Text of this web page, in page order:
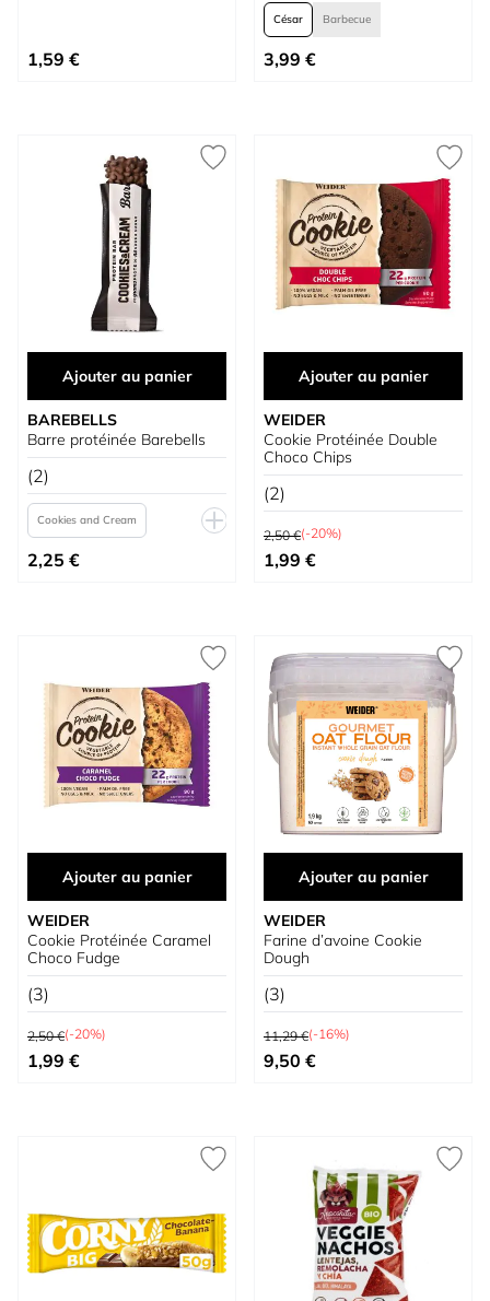
1,59 €
Barbecue
César
À partir de
3,99 €
Ajouter au panier
BAREBELLS
Barre protéinée Barebells
(2)
Cookies and Cream
Cacahuète Salée
À partir de
2,25 €
Ajouter au panier
WEIDER
Cookie Protéinée Double
Choco Chips
(2)
Prix normal
2,50 €(-20%)
Prix spécial
1,99 €
Ajouter au panier
WEIDER
Cookie Protéinée Caramel
Choco Fudge
(3)
Prix normal
2,50 €(-20%)
Prix spécial
1,99 €
Ajouter au panier
WEIDER
Farine d’avoine Cookie
Dough
(3)
Prix normal
11,29 €(-16%)
Prix spécial
9,50 €